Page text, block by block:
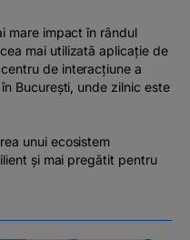
mare impact în rândul
mai utilizată aplicație de
, centru de interacțiune a
București, unde zilnic este
unui ecosistem
și mai pregătit pentru